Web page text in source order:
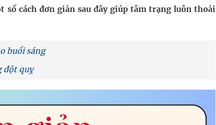
cao nhất 35 độ
lọc cho người dân
ít ai ngờ tới
số cách đơn giản sau đây giúp tâm trạng luôn thoải
buổi sáng
đột quỵ